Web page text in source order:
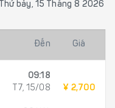
Thứ bảy, 15 Tháng 8 2026
Đến Giá
09:18
T7, 15/08
¥ 2,700